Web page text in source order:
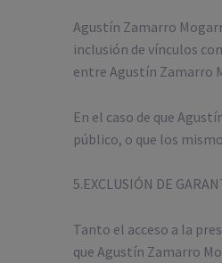
Agustín Zamarro
inclusión de vínculos
entre Agustín Zamarro
En el caso de que
público, o que los
5.EXCLUSIÓN DE
Tanto el acceso a la
que Agustín Zamarro